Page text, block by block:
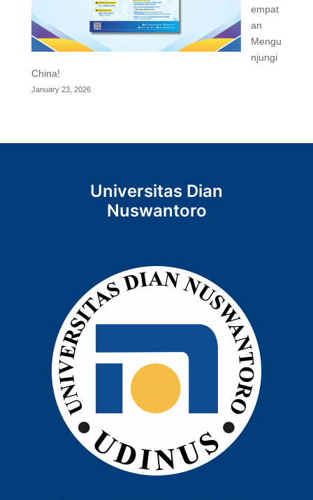
empat
an
Mengu
njungi
China!
January 23, 2026
Universitas Dian
Nuswantoro